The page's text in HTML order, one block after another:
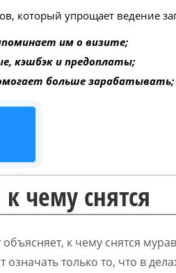
который упрощает ведение
им о визите;
кэшбэк и предоплаты;
больше зарабатывать;
чему снятся
к чему снятся
только то, что в